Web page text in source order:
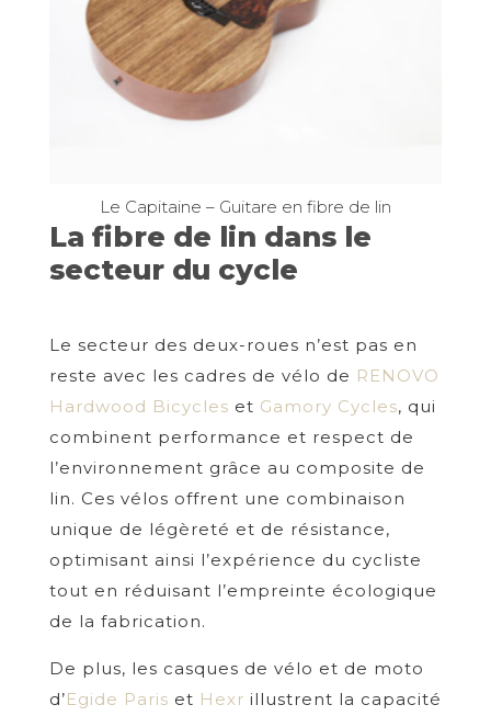
Le Capitaine – Guitare en fibre de lin
La fibre de lin dans le
secteur du cycle
Le secteur des deux-roues n’est pas en
reste avec les cadres de vélo de RENOVO
Hardwood Bicycles et Gamory Cycles, qui
combinent performance et respect de
l’environnement grâce au composite de
lin. Ces vélos offrent une combinaison
unique de légèreté et de résistance,
optimisant ainsi l’expérience du cycliste
tout en réduisant l’empreinte écologique
de la fabrication.
De plus, les casques de vélo et de moto
d’Egide Paris et Hexr illustrent la capacité